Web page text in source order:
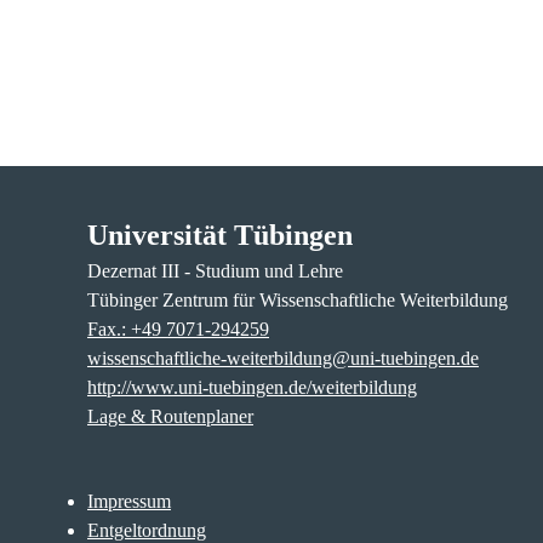
Universität Tübingen
Dezernat III - Studium und Lehre
Tübinger Zentrum für Wissenschaftliche Weiterbildung
Fax.: +49 7071-294259
wissenschaftliche-weiterbildung@uni-tuebingen.de
http://www.uni-tuebingen.de/weiterbildung
Lage & Routenplaner
Impressum
Entgeltordnung